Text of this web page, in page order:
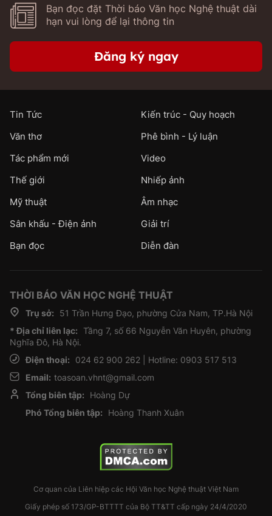
Bạn đọc đặt Thời báo Văn học Nghệ thuật dài
hạn vui lòng để lại thông tin
Đăng ký ngay
Tin Tức
Kiến trúc - Quy hoạch
Văn thơ
Phê bình - Lý luận
Tác phẩm mới
Video
Thế giới
Nhiếp ảnh
Mỹ thuật
Âm nhạc
Sân khấu - Điện ảnh
Giải trí
Bạn đọc
Diễn đàn
THỜI BÁO VĂN HỌC NGHỆ THUẬT
Trụ sở:
51 Trần Hưng Đạo, phường Cửa Nam, TP.Hà Nội
* Địa chỉ liên lạc: Tầng 7, số 66 Nguyễn Văn Huyên, phường
Nghĩa Đô, Hà Nội.
Điện thoại:
024 62 900 262 | Hotline: 0903 517 513
Email: toasoan.vhnt@gmail.com
Tổng biên tập:
Hoàng Dự
Phó Tổng biên tập:
Hoàng Thanh Xuân
Cơ quan của Liên hiệp các Hội Văn học Nghệ thuật Việt Nam
Giấy phép số 173/GP-BTTTT của Bộ TT&TT cấp ngày 24/4/2020